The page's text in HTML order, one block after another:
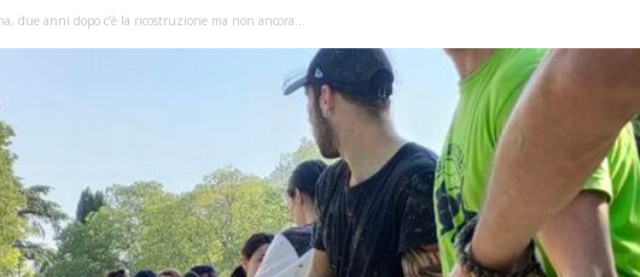
due anni dopo c’è la ricostruzione ma non ancora...